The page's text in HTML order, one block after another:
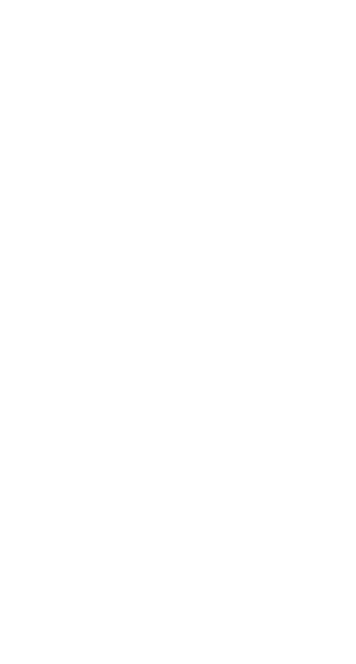
供させていただ
了承ください。
き作成されるも
ようお願いしま
にご登録され
社の共同利用者
ず変更すること
1000ppm以下、
下、フタル酸ジブチ
品に未対応品が
年1月12日よ
可)を取得する
要な手段を講じ
ムロン制御